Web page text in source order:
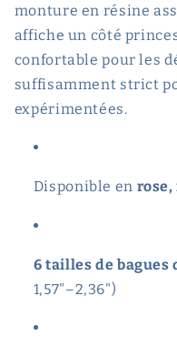
monture en résine
affiche un côté
confortable pour les
suffisamment strict
expérimentées.
Disponible en
6 tailles de bagues
1,57"–2,36")